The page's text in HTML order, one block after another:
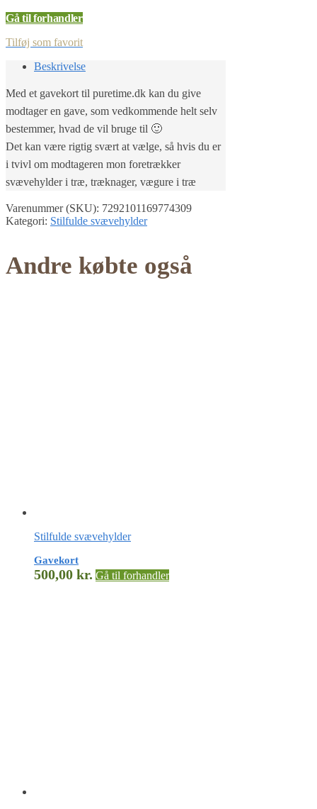
Gå til forhandler
Tilføj som favorit
Beskrivelse
Med et gavekort til puretime.dk kan du give
modtager en gave, som vedkommende helt selv
bestemmer, hvad de vil bruge til 🙂
Det kan være rigtig svært at vælge, så hvis du er
i tvivl om modtageren mon foretrækker
svævehylder i træ, træknager, vægure i træ
Varenummer (SKU): 7292101169774309
Kategori: Stilfulde svævehylder
Andre købte også
Stilfulde svævehylder
Gavekort
500,00 kr. Gå til forhandler